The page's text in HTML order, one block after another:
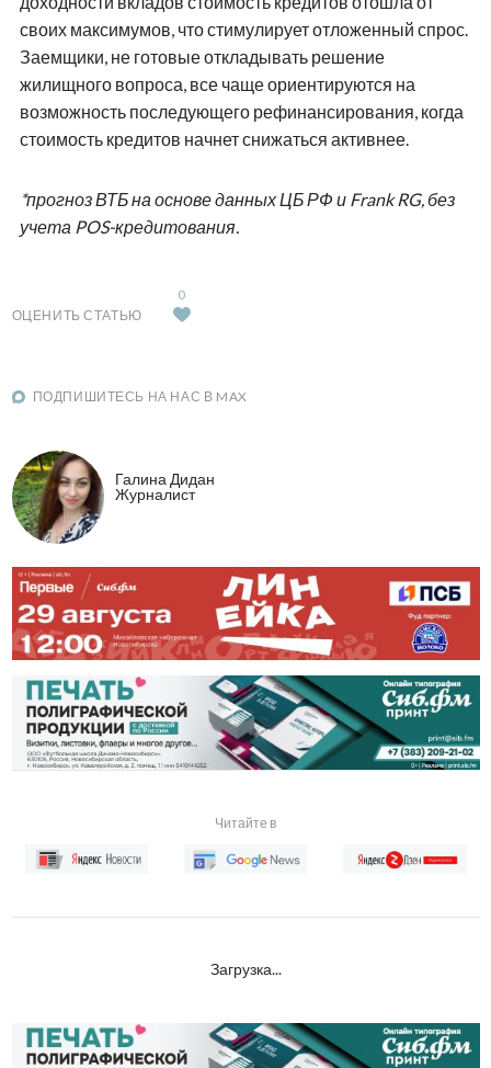
своих максимумов, что стимулирует отложенный спрос.
Заемщики, не готовые откладывать решение
жилищного вопроса, все чаще ориентируются на
возможность последующего рефинансирования, когда
стоимость кредитов начнет снижаться активнее.
*прогноз ВТБ на основе данных ЦБ РФ и Frank RG, без
учета POS-кредитования.
ОЦЕНИТЬ СТАТЬЮ
0
ПОДПИШИТЕСЬ НА НАС В MAX
Галина Дидан
Журналист
Читайте в
Загрузка...